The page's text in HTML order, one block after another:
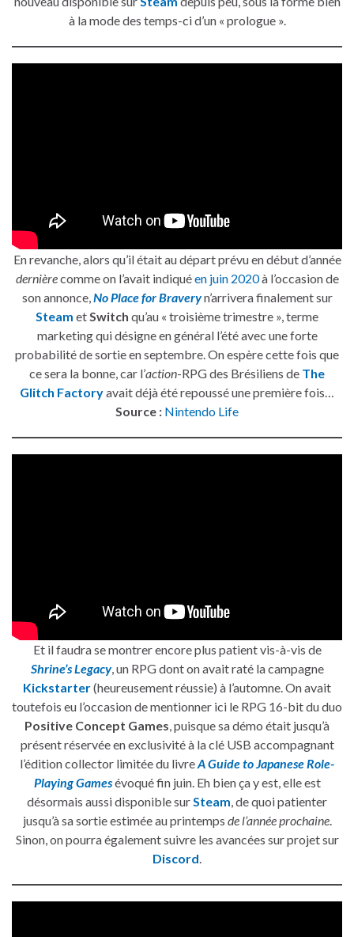
à la mode des temps-ci d’un « prologue ».
En revanche, alors qu’il était au départ prévu en début d’année
dernièrecomme on l’avait indiquéen juin 2020à l’occasion de
son annonce, No Place for Braveryn’arrivera finalement sur
Steam et Switch qu’au « troisième trimestre », terme
marketing qui désigne en général l’été avec une forte
probabilité de sortie en septembre. On espère cette fois que
ce sera la bonne, car l’action-RPG des Brésiliens de The
Glitch Factoryavait déjà été repoussé une première fois…
Source : Nintendo Life
Et il faudra se montrer encore plus patient vis-à-vis de
Shrine’s Legacy, un RPG dont on avait raté la campagne
Kickstarter(heureusement réussie) à l’automne. On avait
toutefois eu l’occasion de mentionner ici le RPG 16-bit du duo
Positive Concept Games , puisque sa démo était jusqu’à
présent réservée en exclusivité à la clé USB accompagnant
l’édition collector limitée du livreA Guide to Japanese Role-
Playing Gamesévoqué fin juin. Eh bien ça y est, elle est
désormais aussi disponible sur Steam , de quoi patienter
jusqu’à sa sortie estimée au printemps de l’année prochaine.
Sinon, on pourra également suivre les avancées sur projet sur
Discord